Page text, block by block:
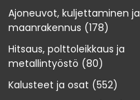
Ajoneuvot, kuljettaminen ja
maanrakennus (178)
Hitsaus, polttoleikkaus ja
metallintyöstö (80)
Kalusteet ja osat (552)